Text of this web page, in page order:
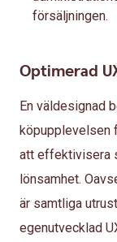
försäljningen.
Optimerad
En väldesignad
köpupplevelsen
att effektivisera
lönsamhet.
är samtliga
egenutvecklad